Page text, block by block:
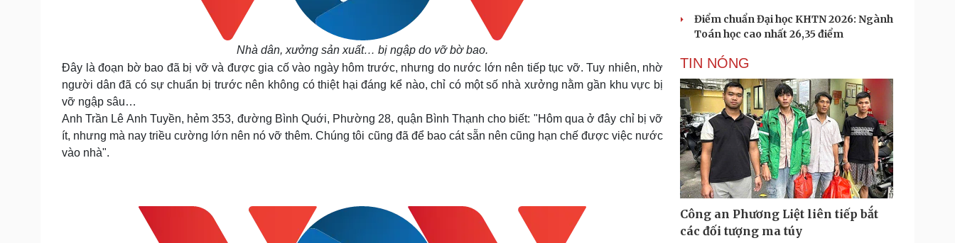
Nhà dân, xưởng sản xuất… bị ngập do vỡ bờ bao.
Đây là đoạn bờ bao đã bị vỡ và được gia cố vào ngày hôm trước, nhưng do nước lớn nên tiếp tục vỡ. Tuy nhiên, nhờ
người dân đã có sự chuẩn bị trước nên không có thiệt hại đáng kể nào, chỉ có một số nhà xưởng nằm gần khu vực bị
vỡ ngập sâu…
Anh Trần Lê Anh Tuyền, hẻm 353, đường Bình Quới, Phường 28, quận Bình Thạnh cho biết: "Hôm qua ở đây chỉ bị vỡ
ít, nhưng mà nay triều cường lớn nên nó vỡ thêm. Chúng tôi cũng đã để bao cát sẵn nên cũng hạn chế được việc nước
vào nhà".
Điểm chuẩn Đại học KHTN 2026: Ngành
Toán học cao nhất 26,35 điểm
TIN NÓNG
Công an Phương Liệt liên tiếp bắt
các đối tượng ma túy